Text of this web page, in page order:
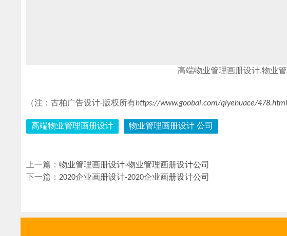
高端物业管理画册设计,物业
（注：古柏广告设计-版权所有https://www.goobai.com/qiyehuace/
高端物业管理画册设计 物业管理画册设计 公司
上一篇：物业管理画册设计-物业管理画册设计公司
下一篇：2020企业画册设计-2020企业画册设计公司